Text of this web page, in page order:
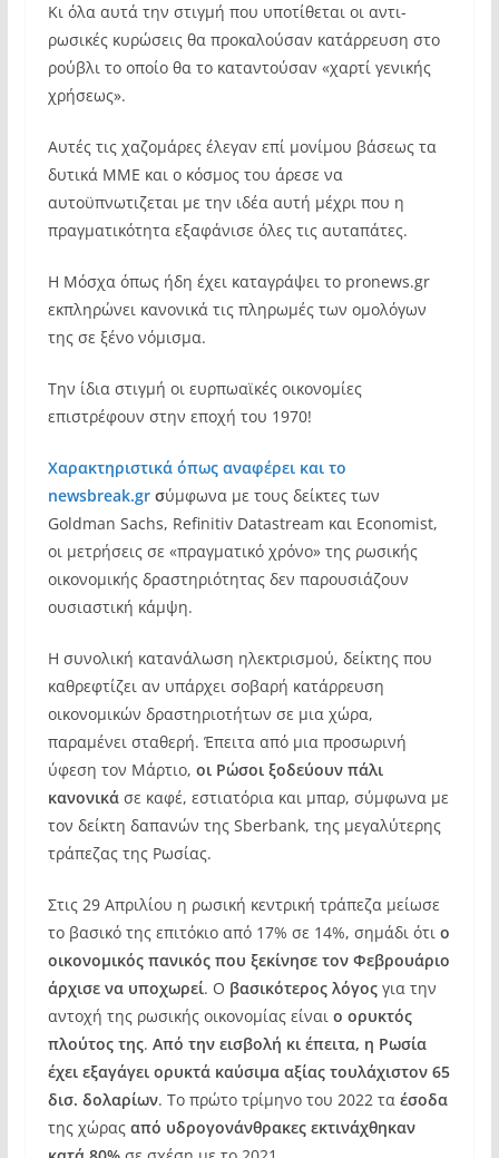
Κι όλα αυτά την στιγμή που υποτίθεται οι αντι-
ρωσικές κυρώσεις θα προκαλούσαν κατάρρευση στο
ρούβλι το οποίο θα το καταντούσαν «χαρτί γενικής
χρήσεως».
Αυτές τις χαζομάρες έλεγαν επί μονίμου βάσεως τα
δυτικά ΜΜΕ και ο κόσμος του άρεσε να
αυτοϋπνωτιζεται με την ιδέα αυτή μέχρι που η
πραγματικότητα εξαφάνισε όλες τις αυταπάτες.
Η Μόσχα όπως ήδη έχει καταγράψει το pronews.gr
εκπληρώνει κανονικά τις πληρωμές των ομολόγων
της σε ξένο νόμισμα.
Την ίδια στιγμή οι ευρπωαϊκές οικονομίες
επιστρέφουν στην εποχή του 1970!
Χαρακτηριστικά όπως αναφέρει και το
newsbreak.grσύμφωνα με τους δείκτες των
Goldman Sachs, Refinitiv Datastream και Economist,
οι μετρήσεις σε «πραγματικό χρόνο» της ρωσικής
οικονομικής δραστηριότητας δεν παρουσιάζουν
ουσιαστική κάμψη.
Η συνολική κατανάλωση ηλεκτρισμού, δείκτης που
καθρεφτίζει αν υπάρχει σοβαρή κατάρρευση
οικονομικών δραστηριοτήτων σε μια χώρα,
παραμένει σταθερή. Έπειτα από μια προσωρινή
ύφεση τον Μάρτιο, οι Ρώσοι ξοδεύουν πάλι
κανονικάσε καφέ, εστιατόρια και μπαρ, σύμφωνα με
τον δείκτη δαπανών της Sberbank, της μεγαλύτερης
τράπεζας της Ρωσίας.
Στις 29 Απριλίου η ρωσική κεντρική τράπεζα μείωσε
το βασικό της επιτόκιο από 17% σε 14%, σημάδι ότι ο
οικονομικός πανικός που ξεκίνησε τον Φεβρουάριο
άρχισε να υποχωρεί. Ο βασικότερος λόγοςγια την
αντοχή της ρωσικής οικονομίας είναι ο ορυκτός
πλούτος της. Από την εισβολή κι έπειτα, η Ρωσία
έχει εξαγάγει ορυκτά καύσιμα αξίας τουλάχιστον 65
δισ. δολαρίων. Το πρώτο τρίμηνο του 2022 τα έσοδα
της χώρας από υδρογονάνθρακες εκτινάχθηκαν